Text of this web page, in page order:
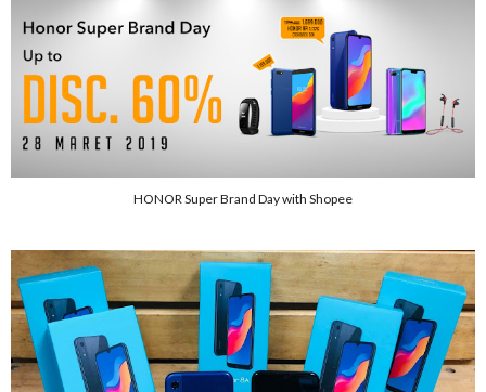
HONOR Super Brand Day with Shopee